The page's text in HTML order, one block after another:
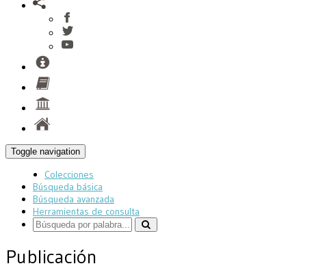
Toggle navigation
Colecciones
Búsqueda básica
Búsqueda avanzada
Herramientas de consulta
Publicación